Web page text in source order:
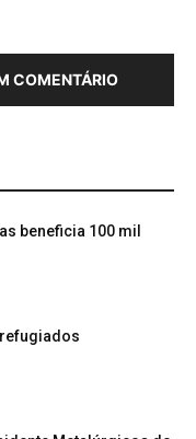
COMENTÁRIO
beneficia 100 mil